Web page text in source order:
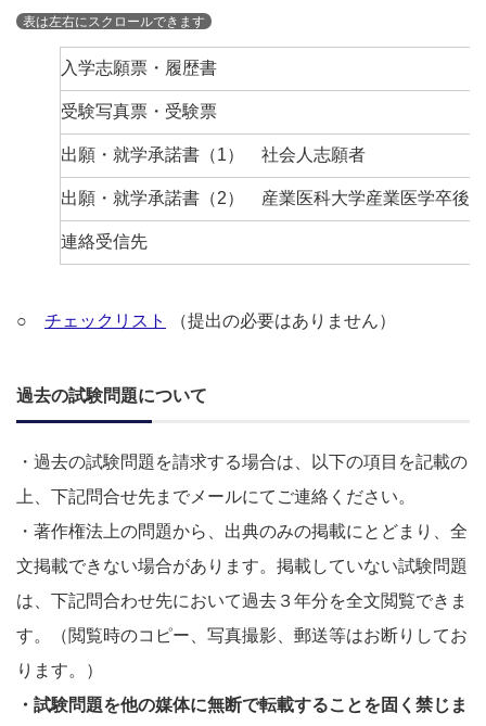
入学志願票・履歴書
受験写真票・受験票
出願・就学承諾書（1） 社会人志願者
出願・就学承諾書（2） 産業医科大学産業医学卒後
連絡受信先
○ チェックリスト （提出の必要はありません）
過去の試験問題について
・過去の試験問題を請求する場合は、以下の項目を記載の
上、下記問合せ先までメールにてご連絡ください。
・著作権法上の問題から、出典のみの掲載にとどまり、全
文掲載できない場合があります。掲載していない試験問題
は、下記問合わせ先において過去３年分を全文閲覧できま
す。（閲覧時のコピー、写真撮影、郵送等はお断りしてお
ります。）
・試験問題を他の媒体に無断で転載することを固く禁じま